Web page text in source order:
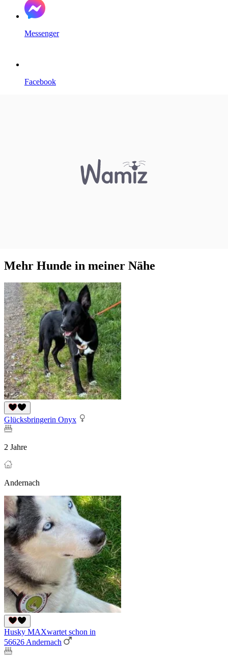
Messenger
Facebook
Mehr Hunde in meiner Nähe
Glücksbringerin Onyx
2 Jahre
Andernach
Husky MAXwartet schon in
56626 Andernach